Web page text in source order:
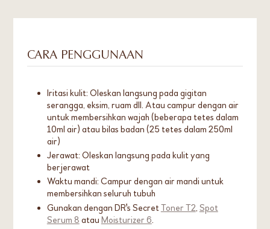
CARA PENGGUNAAN
Iritasi kulit: Oleskan langsung pada gigitan
serangga, eksim, ruam dll. Atau campur dengan air
untuk membersihkan wajah (beberapa tetes dalam
10ml air) atau bilas badan (25 tetes dalam 250ml
air)
Jerawat: Oleskan langsung pada kulit yang
berjerawat
Waktu mandi: Campur dengan air mandi untuk
membersihkan seluruh tubuh
Gunakan dengan DR's SecretToner T2 Spot
Serum 8 atau Moisturizer 6